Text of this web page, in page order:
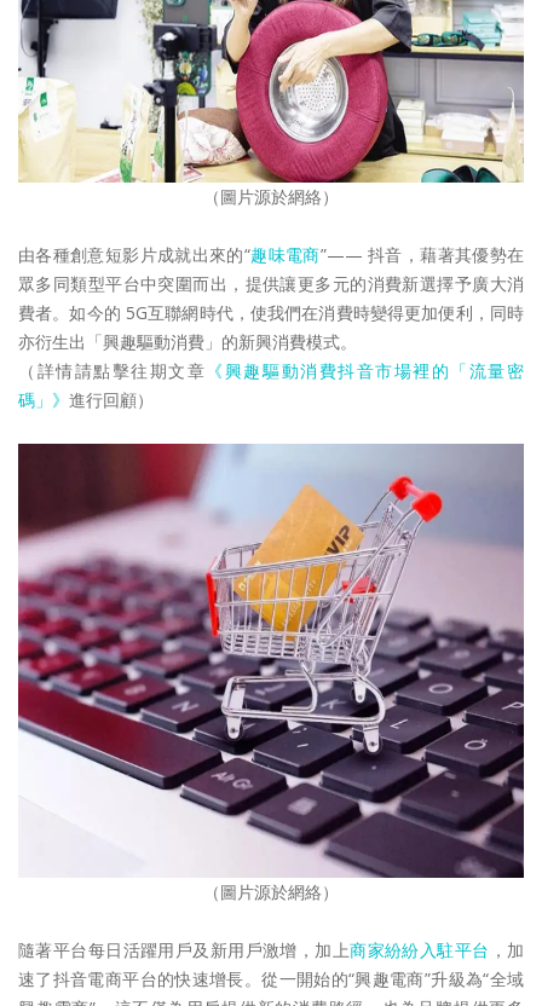
（圖片源於網絡）
由各種創意短影片成就出來的“趣味電商”—— 抖音，藉著其優勢在
眾多同類型平台中突圍而出，提供讓更多元的消費新選擇予廣大消
費者。如今的 5G互聯網時代，使我們在消費時變得更加便利，同時
亦衍生出「興趣驅動消費」的新興消費模式。
（詳情請點擊往期文章 《興趣驅動消費抖音市場裡的「流量密
碼」》 進行回顧）
（圖片源於網絡）
隨著平台每日活躍用戶及新用戶激增，加上商家紛紛入駐平台 ，加
速了抖音電商平台的快速增長。從一開始的“興趣電商”升級為“全域